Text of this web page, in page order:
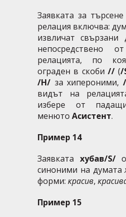
Заявката за
релация включва:
извличат свързани
непосредствено
релацията, по
ограден в скоби // (/
/H/ за хипероними,
видът на
избере от
менюто Асистент.
Пример 14
Заявката хубав/S/
синоними на думата
форми: красив,
Пример 15